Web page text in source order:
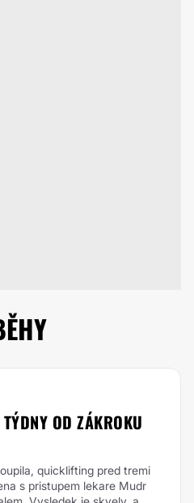
OD ZÁKROKU
quicklifting pred tremi
s pristupem lekare Mudr